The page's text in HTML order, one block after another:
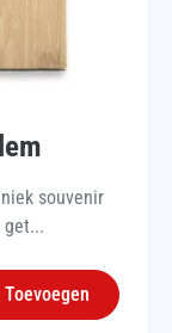
souvenir
get...
Toevoegen